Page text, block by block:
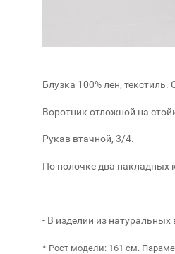
Блузка 100% лен,
Воротник отложной на
Рукав втачной, 3/4.
По полочке два накладных
- В изделии из
* Рост модели: 161 см.